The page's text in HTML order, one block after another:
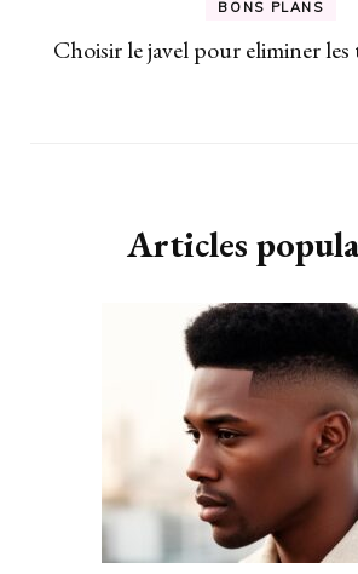
BONS PLANS
Choisir le javel pour eliminer les
Articles